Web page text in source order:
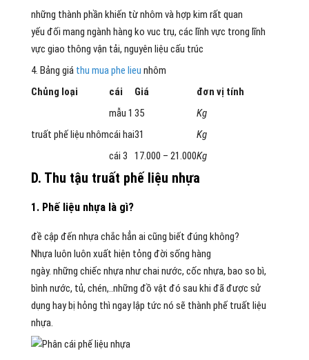
những thành phần khiến từnhôm và hợp kim rất quan
yếu đối mang ngành hàng ko vuc trụ, các lĩnh vực trong lĩnh
vực giao thông vận tải, nguyên liệu cấu trúc
4. Bảng giá thu mua phe lieu nhôm
Chủng loại cái Giá đơn vị tính
truất phếliệu nhôm
mẫu 1 35
Kg
cái hai31
Kg
cái 3 17.000 – 21.000Kg
D. Thu tậu truất phếliệu nhựa
1. Phếliệu nhựa là gì?
đề cập đến nhựa chắc hẳn ai cũng biết đúng không?
Nhựaluôn luôn xuất hiện tỏng đời sống hàng
ngày. những chiếc nhựa như chai nước, cốc nhựa, bao so bì,
bình nước, tủ, chén,..những đồ vật đó sau khi đã được sử
dụng hay bị hỏng thì ngay lập tức nó sẽ thành phế truất liệu
nhựa.